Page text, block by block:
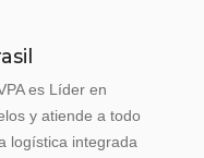
es Líder en
y atiende a todo
logística integrada